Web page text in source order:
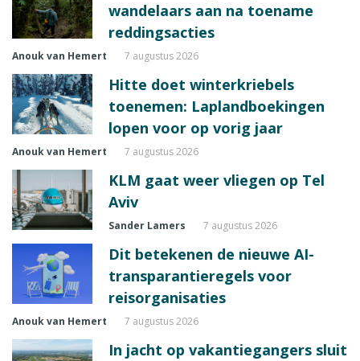
wandelaars aan na toename
reddingsacties
Anouk van Hemert 7 augustus 2026
Hitte doet winterkriebels
toenemen: Laplandboekingen
lopen voor op vorig jaar
Anouk van Hemert 7 augustus 2026
KLM gaat weer vliegen op Tel
Aviv
Sander Lamers 7 augustus 2026
Dit betekenen de nieuwe AI-
transparantieregels voor
reisorganisaties
Anouk van Hemert 7 augustus 2026
In jacht op vakantiegangers sluit